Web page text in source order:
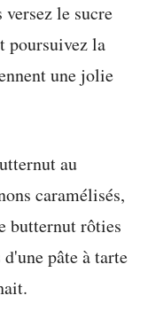
le sucre
poursuivez la
une jolie